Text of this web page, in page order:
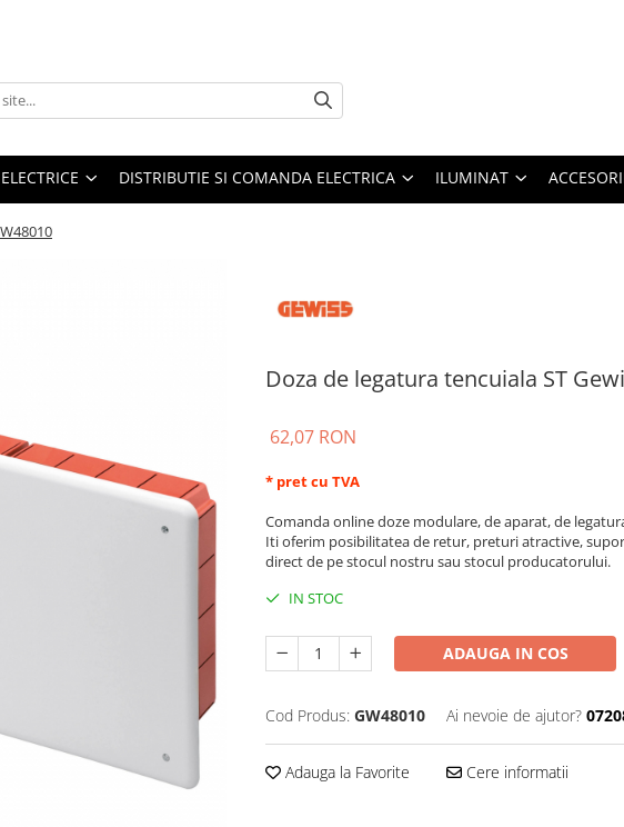
DISTRIBUTIE SI COMANDA ELECTRICA ILUMINAT
Doza de legatura tencuiala ST
62,07 RON
* pret cu TVA
Comanda online doze modulare, de aparat, de
Iti oferim posibilitatea de retur, preturi atractive,
direct de pe stocul nostru sau stocul producatorului.
IN STOC
ADAUGA IN COS
Cod Produs: GW48010 Ai nevoie de ajutor?
Adauga la Favorite Cere informatii